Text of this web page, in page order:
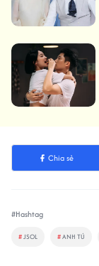
Chia sẻ
#Hashtag
#JSOL #ANH TÚ